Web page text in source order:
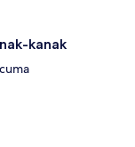
kanak